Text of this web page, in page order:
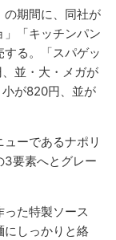
の期間に、同社が
「キッチンパン
る。「スパゲッ
並・大・メガが
が820円、並が
ューであるナポリ
3要素へとグレー
た特製ソース
にしっかりと絡